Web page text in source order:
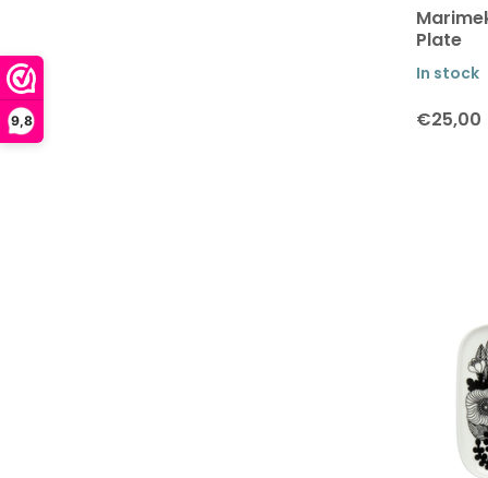
9,8
Plate
In stock
€25,00